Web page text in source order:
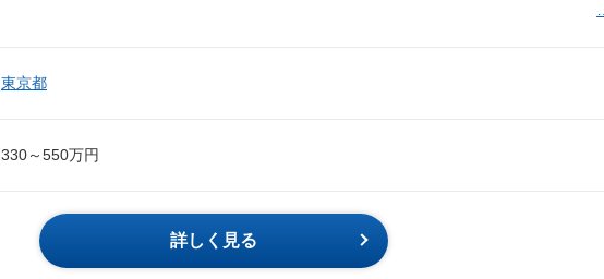
東京都
330～550万円
詳しく見る